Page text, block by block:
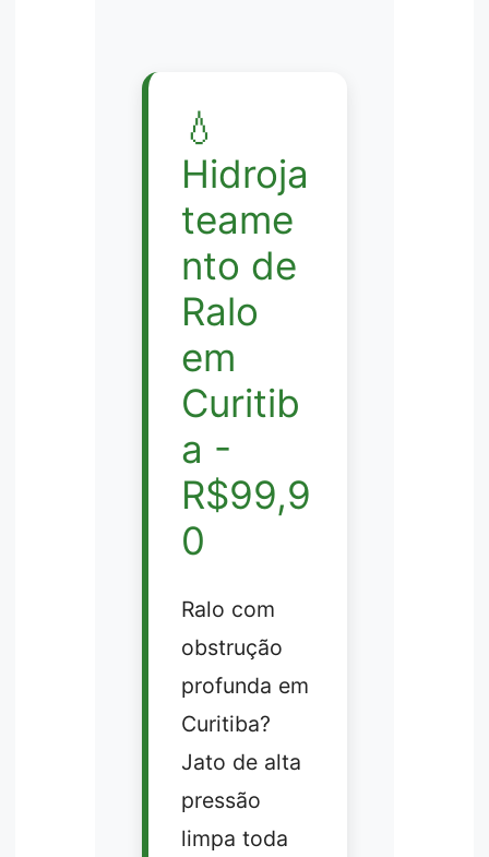
💧
Hidroja
teame
nto de
Ralo
em
Curitib
a -
R$99,9
0
Ralo com
obstrução
profunda em
Curitiba?
Jato de alta
pressão
limpa toda